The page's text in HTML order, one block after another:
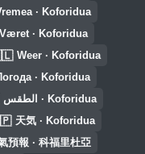
· Koforidua
Været · Koforidua
Weer · Koforidua
· Koforidua
الطقس · Koforidua
天気 · Koforidua
預報 · 科福里杜亞